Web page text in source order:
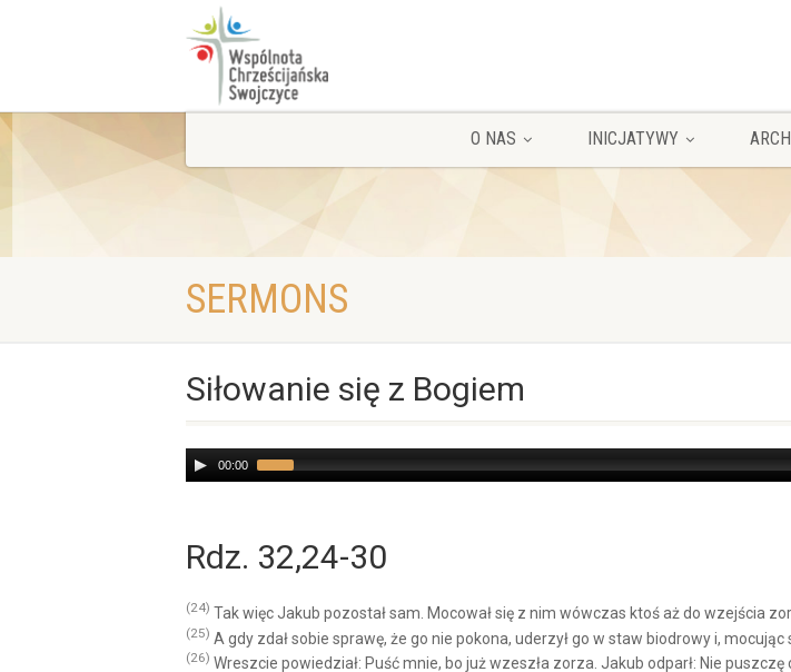
O NAS INICJATYWY
SERMONS
Siłowanie się z Bogiem
Audio
Player
00:00
Rdz. 32,24-30
(24) Tak więc Jakub pozostał sam. Mocował się z nim wówczas ktoś aż do wzejścia
(25) A gdy zdał sobie sprawę, że go nie pokona, uderzył go w staw biodrowy i,
(26) Wreszcie powiedział: Puść mnie, bo już wzeszła zorza. Jakub odparł: Nie puszczę